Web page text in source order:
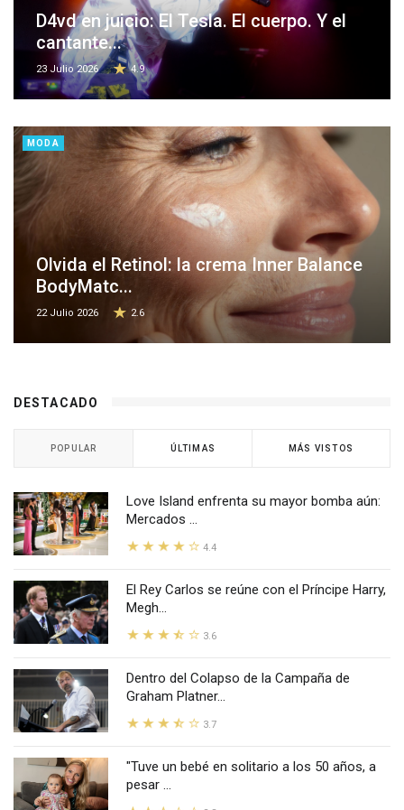
D4vd en juicio: El Tesla. El cuerpo. Y el
cantante...
23 Julio 2026 4.9
MODA
Olvida el Retinol: la crema Inner Balance
BodyMatc...
22 Julio 2026 2.6
DESTACADO
POPULAR ÚLTIMAS MÁS VISTOS
Love Island enfrenta su mayor bomba aún:
Mercados ...
4.4
El Rey Carlos se reúne con el Príncipe Harry,
Megh...
3.6
Dentro del Colapso de la Campaña de
Graham Platner...
3.7
"Tuve un bebé en solitario a los 50 años, a
pesar ...